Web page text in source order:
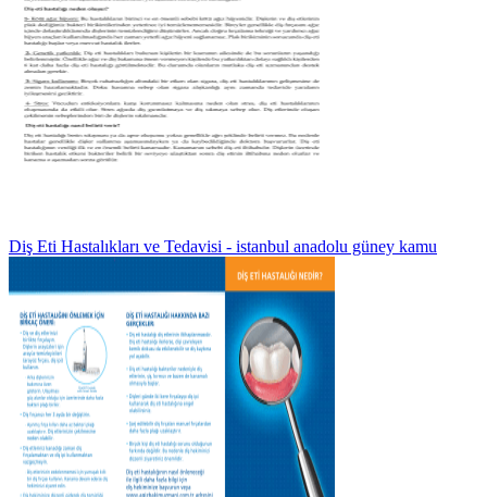
Diş Eti Hastalıkları ve Tedavisi - istanbul anadolu güney kamu